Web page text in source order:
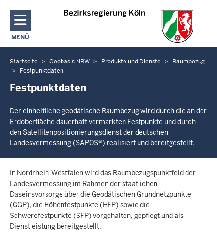
Direkt zum Inhalt
MENÜ
NAVIGATION AKTIVIEREN/DEAKTIVIEREN: HAUPTMENÜ
Sie
befinden
sich
Startseite Geobasis NRW Produkte und Dienste
Raumbezug
Festpunktdaten
Festpunktdaten
Der einheitliche geodätische Raumbezug wird durch die an der
Erdoberfläche dauerhaft vermarkten Festpunkte und durch
den Satellitenpositionierungsdienst der deutschen
Landesvermessung (SAPOS®) realisiert und bereitgestellt.
In Nordrhein-Westfalen wird das Raumbezugspunktfeld der
Landesvermessung im Rahmen der staatlichen
Daseinsvorsorge über die Geodätischen Grundnetzpunkte
(GGP), die Höhenfestpunkte (HFP) sowie die
Schwerefestpunkte (SFP) vorgehalten, gepflegt und als
Dienstleistung bereitgestellt.